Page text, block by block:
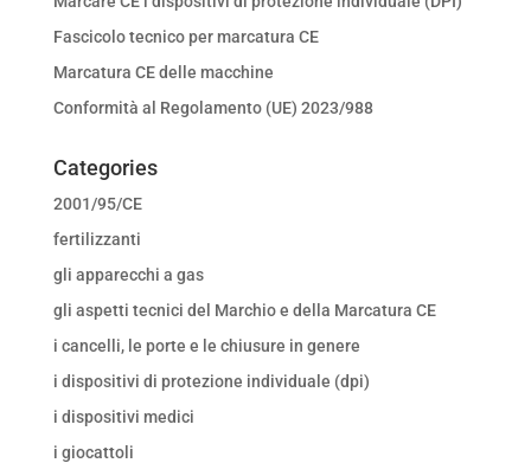
Fascicolo tecnico per marcatura CE
Marcatura CE delle macchine
Conformità al Regolamento (UE) 2023/988
Categories
2001/95/CE
fertilizzanti
gli apparecchi a gas
gli aspetti tecnici del Marchio e della Marcatura CE
i cancelli, le porte e le chiusure in genere
i dispositivi di protezione individuale (dpi)
i dispositivi medici
i giocattoli